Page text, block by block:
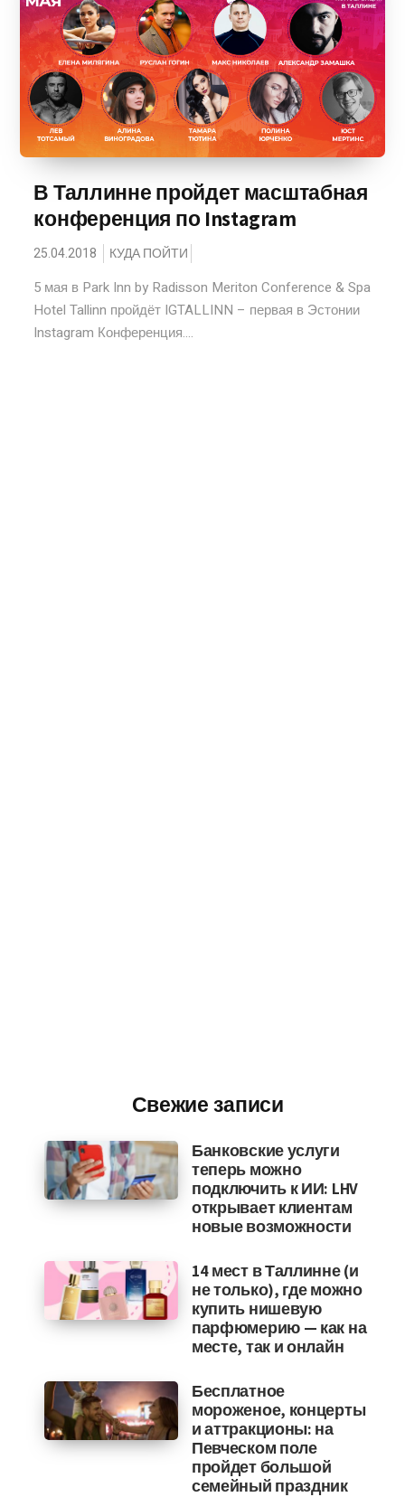
В Таллинне пройдет масштабная
конференция по Instagram
25.04.2018 КУДА ПОЙТИ
5 мая в Park Inn by Radisson Meriton Conference & Spa
Hotel Tallinn пройдёт IGTALLINN – первая в Эстонии
Instagram Конференция....
Свежие записи
Банковские услуги
теперь можно
подключить к ИИ: LHV
открывает клиентам
новые возможности
14 мест в Таллинне (и
не только), где можно
купить нишевую
парфюмерию — как на
месте, так и онлайн
Бесплатное
мороженое, концерты
и аттракционы: на
Певческом поле
пройдет большой
семейный праздник